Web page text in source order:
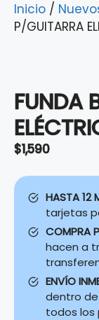
Inicio /
P/GUITARRA
FUNDA
$1,590
HASTA 12
tarjetas
COMPRA
hacen a
ENVÍO
dentro de
todos los